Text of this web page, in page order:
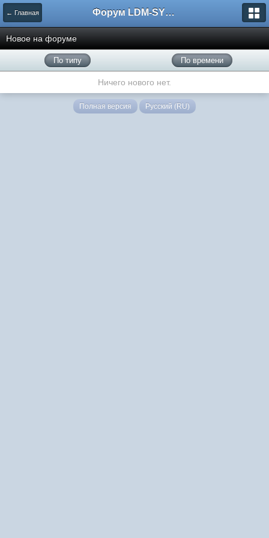
← Главная Форум LDM-SYSTEMS
Новое на форуме
По типу По времени
Ничего нового нет.
Полная версия Русский (RU)